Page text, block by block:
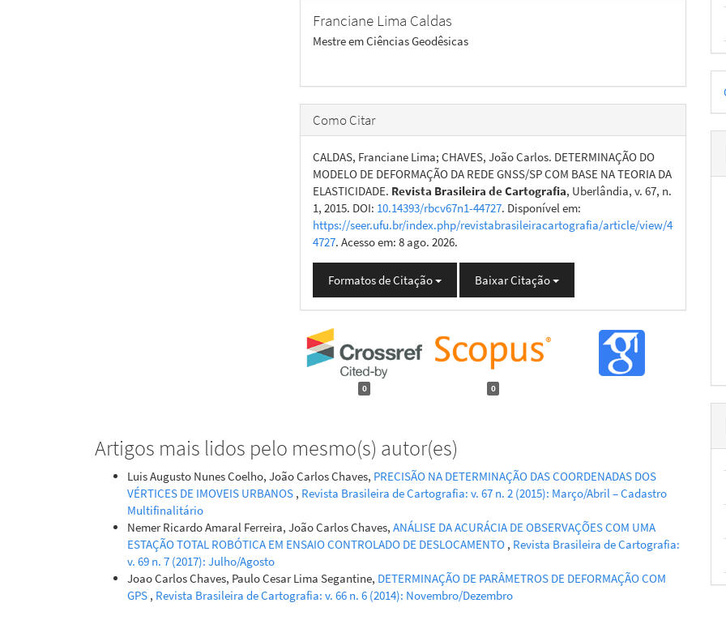
Franciane Lima Caldas
Mestre em Ciências Geodêsicas
Como Citar
CALDAS, Franciane Lima; CHAVES, João Carlos. DETERMINAÇÃO DO
MODELO DE DEFORMAÇÃO DA REDE GNSS/SP COM BASE NA TEORIA DA
ELASTICIDADE. Revista Brasileira de Cartografia, Uberlândia, v. 67, n.
1, 2015. DOI: 10.14393/rbcv67n1-44727. Disponível em:
https://seer.ufu.br/index.php/revistabrasileiracartografia/article/view/4
4727. Acesso em: 8 ago. 2026.
Formatos de Citação Baixar Citação
0 0
Artigos mais lidos pelo mesmo(s) autor(es)
Luis Augusto Nunes Coelho, João Carlos Chaves, PRECISÃO NA DETERMINAÇÃO DAS COORDENADAS DOS
VÉRTICES DE IMOVEIS URBANOS , Revista Brasileira de Cartografia: v. 67 n. 2 (2015): Março/Abril – Cadastro
Multifinalitário
Nemer Ricardo Amaral Ferreira, João Carlos Chaves, ANÁLISE DA ACURÁCIA DE OBSERVAÇÕES COM UMA
ESTAÇÃO TOTAL ROBÓTICA EM ENSAIO CONTROLADO DE DESLOCAMENTO , Revista Brasileira de Cartografia:
v. 69 n. 7 (2017): Julho/Agosto
Joao Carlos Chaves, Paulo Cesar Lima Segantine, DETERMINAÇÃO DE PARÂMETROS DE DEFORMAÇÃO COM
GPS , Revista Brasileira de Cartografia: v. 66 n. 6 (2014): Novembro/Dezembro